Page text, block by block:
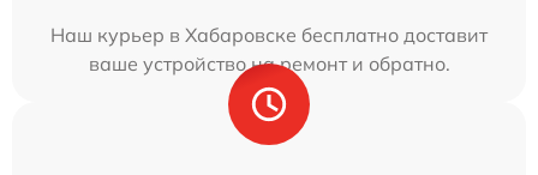
Наш курьер в Хабаровске бесплатно доставит
ваше устройство на ремонт и обратно.